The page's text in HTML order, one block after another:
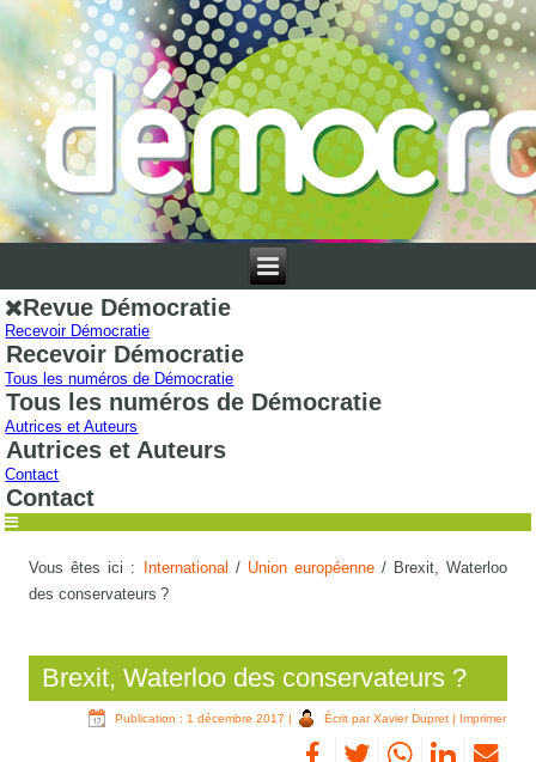
Revue Démocratie
Recevoir Démocratie
Recevoir Démocratie
Tous les numéros de Démocratie
Tous les numéros de Démocratie
Autrices et Auteurs
Autrices et Auteurs
Contact
Contact
Vous êtes ici : International / Union européenne/ Brexit, Waterloo
des conservateurs ?
Brexit, Waterloo des conservateurs ?
Publication : 1 décembre 2017 | Écrit par Xavier Dupret| Imprimer